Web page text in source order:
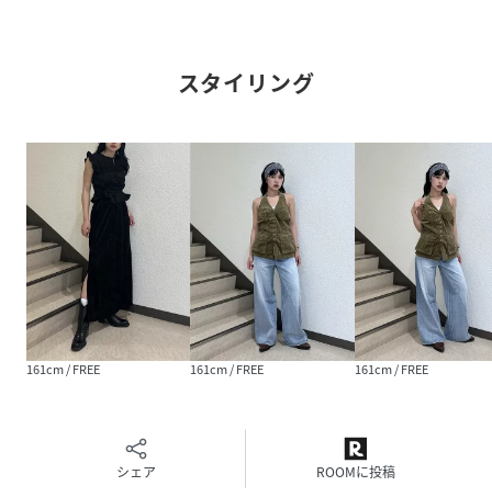
※着用、お取り扱いの際は、アテンションタグをご確認くだ
定日や店頭発売と前後する場合もございます。
※追加生産商品は、一部の店舗、通販で販売中の場合がござ
います。予めご了承下さい。
性別タイプ レディース
原産国 中国
素材
ポリエステル：
スタイリング
161cm / FREE 161cm / FREE 161cm / FREE
シェア ROOMに投稿